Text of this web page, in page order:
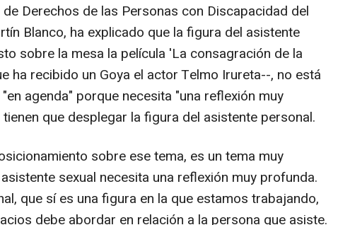
Derechos de las Personas con Discapacidad del
Blanco, ha explicado que la figura del asistente
sobre la mesa la película 'La consagración de la
ha recibido un Goya el actor Telmo Irureta--, no está
agenda" porque necesita "una reflexión muy
que desplegar la figura del asistente personal.
sobre ese tema, es un tema muy
sexual necesita una reflexión muy profunda.
que sí es una figura en la que estamos trabajando,
debe abordar en relación a la persona que asiste.